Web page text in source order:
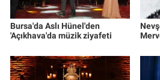
Bursa'da Aslı Hünel'den
'Açıkhava'da müzik ziyafeti